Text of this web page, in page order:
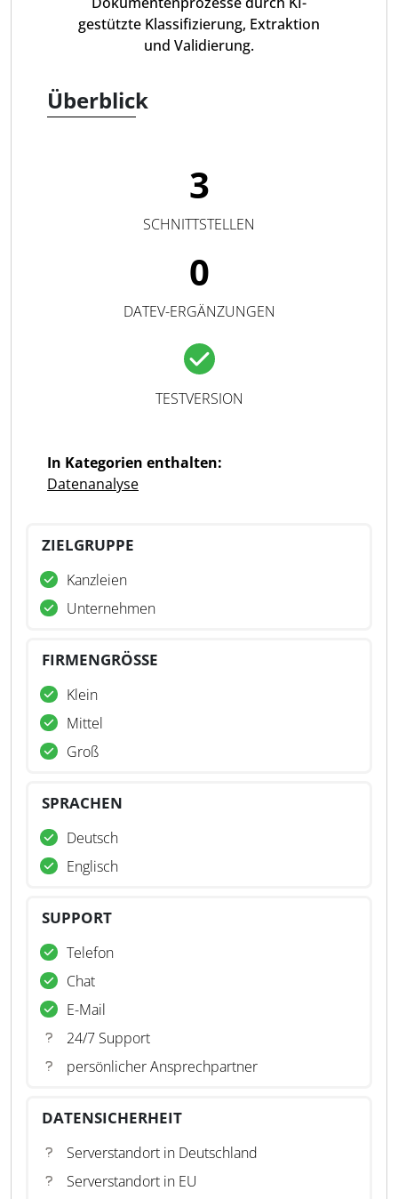
gestützte Klassifizierung, Extraktion
und Validierung.
Überblick
3
SCHNITTSTELLEN
0
DATEV-ERGÄNZUNGEN
TESTVERSION
In Kategorien enthalten:
Datenanalyse
ZIELGRUPPE
Kanzleien
Unternehmen
FIRMENGRÖSSE
Klein
Mittel
Groß
SPRACHEN
Deutsch
Englisch
SUPPORT
Telefon
Chat
E-Mail
24/7 Support
persönlicher Ansprechpartner
DATENSICHERHEIT
Serverstandort in Deutschland
Serverstandort in EU